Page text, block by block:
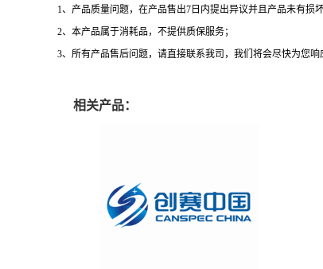
1、产品质量问题，在产品售出7日内提出异议并且产品未有损
2、本产品属于消耗品，不提供质保服务；
3、所有产品售后问题，请直接联系我司，我们将会尽快为您响
相关产品：